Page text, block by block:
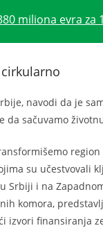
miliona evra za
navodi da je
da sačuvamo
su učestvovali
Srbiji i na
komora,
izvori finansiranja